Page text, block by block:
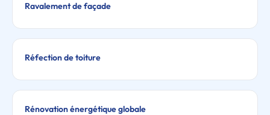
Ravalement de façade
Réfection de toiture
Rénovation énergétique globale